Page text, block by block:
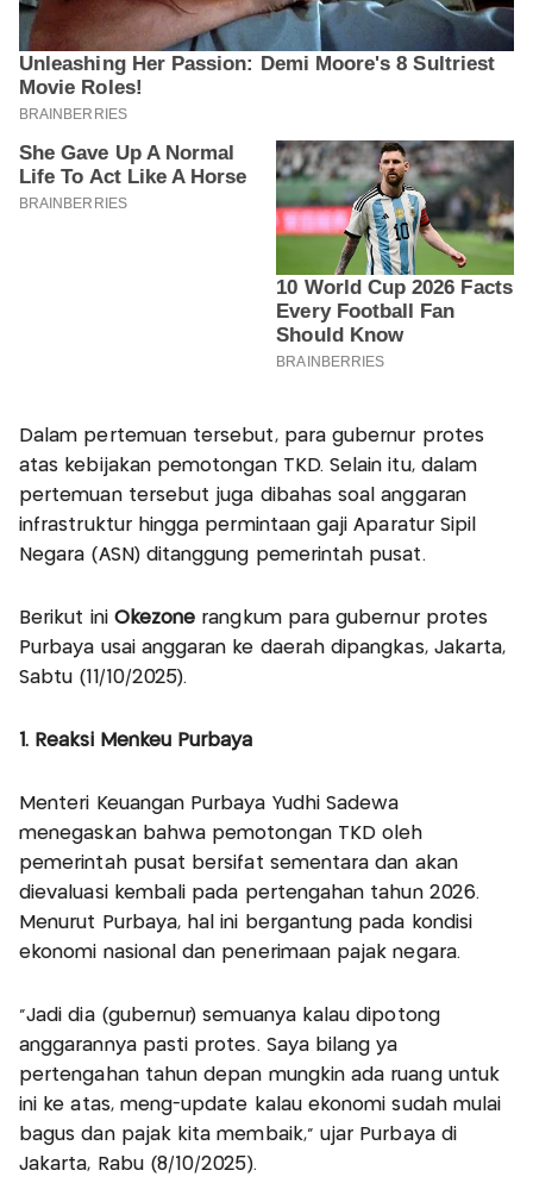
Dalam pertemuan tersebut, para gubernur protes
atas kebijakan pemotongan TKD. Selain itu, dalam
pertemuan tersebut juga dibahas soal anggaran
infrastruktur hingga permintaan gaji Aparatur Sipil
Negara (ASN) ditanggung pemerintah pusat.
Berikut ini Okezone rangkum para gubernur protes
Purbaya usai anggaran ke daerah dipangkas, Jakarta,
Sabtu (11/10/2025).
1. Reaksi Menkeu Purbaya
Menteri Keuangan Purbaya Yudhi Sadewa
menegaskan bahwa pemotongan TKD oleh
pemerintah pusat bersifat sementara dan akan
dievaluasi kembali pada pertengahan tahun 2026.
Menurut Purbaya, hal ini bergantung pada kondisi
ekonomi nasional dan penerimaan pajak negara.
“Jadi dia (gubernur) semuanya kalau dipotong
anggarannya pasti protes. Saya bilang ya
pertengahan tahun depan mungkin ada ruang untuk
ini ke atas, meng-update kalau ekonomi sudah mulai
bagus dan pajak kita membaik,” ujar Purbaya di
Jakarta, Rabu (8/10/2025).